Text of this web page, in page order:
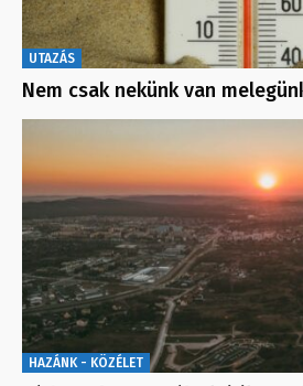
UTAZÁS
Nem csak nekünk van
HAZÁNK - KÖZÉLET